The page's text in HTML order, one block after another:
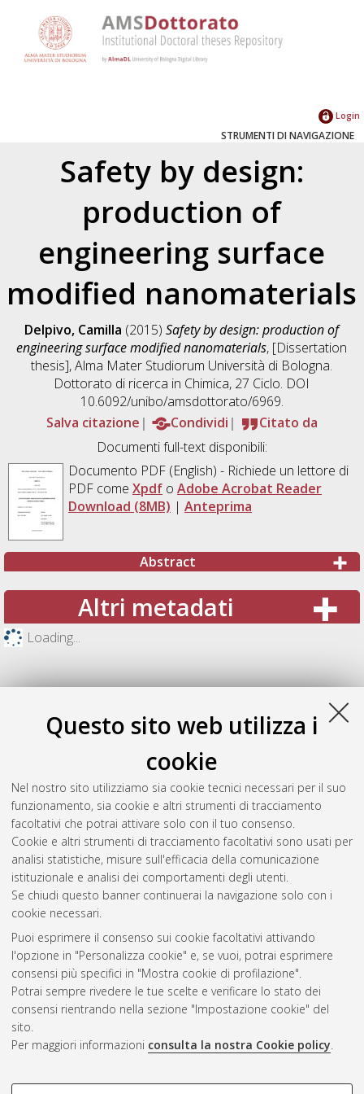
Questo sito web utilizza i
cookie
Nel nostro sito utilizziamo sia cookie tecnici necessari per il suo
funzionamento, sia cookie e altri strumenti di tracciamento
facoltativi che potrai attivare solo con il tuo consenso.
Cookie e altri strumenti di tracciamento facoltativi sono usati per
analisi statistiche, misure sull'efficacia della comunicazione
istituzionale e analisi dei comportamenti degli utenti.
Se chiudi questo banner continuerai la navigazione solo con i
cookie necessari.
Puoi esprimere il consenso sui cookie facoltativi attivando
l'opzione in "Personalizza cookie" e, se vuoi, potrai esprimere
consensi più specifici in "Mostra cookie di profilazione".
Potrai sempre rivedere le tue scelte e verificare lo stato dei
consensi rientrando nella sezione "Impostazione cookie" del
sito.
Per maggiori informazioni consulta la nostra Cookie policy.
COOKIE DI PROFILAZIONE -
Login
STRUMENTI DI NAVIGAZIONE
Safety by design:
production of
engineering surface
modified nanomaterials
Delpivo, Camilla (2015)Safety by design: production of
engineering surface modified nanomaterials, [Dissertation
thesis], Alma Mater Studiorum Università di Bologna.
Dottorato di ricerca in Chimica, 27 Ciclo. DOI
10.6092/unibo/amsdottorato/6969.
Salva citazione
Condividi
Citato da
Documenti full-text disponibili:
Documento PDF(English) - Richiede un lettore di
PDF come Xpdfo Adobe Acrobat Reader
Download (8MB) | Anteprima
Abstract
Altri metadati
Loading...
Gestione del documento:
Atom
Rss 1.0
Rss 2.0
ISSN: 2038-7946
Impostazioni Cookie